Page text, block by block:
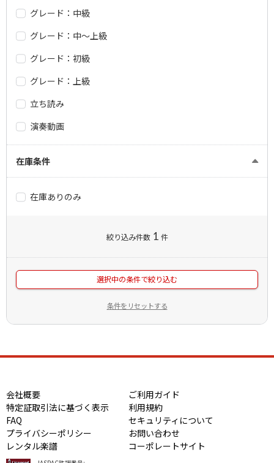
グレード：中級
グレード：中～上級
グレード：初級
グレード：上級
立ち読み
演奏動画
在庫条件
在庫ありのみ
絞り込み件数 1 件
選択中の条件で絞り込む
条件をリセットする
会社概要
ご利用ガイド
特定証取引法に基づく表示
利用規約
FAQ
セキュリティについて
プライバシーポリシー
お問い合わせ
レンタル楽譜
コーポレートサイト